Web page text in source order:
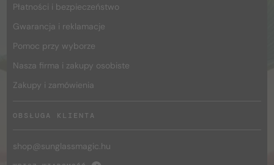
Płatności i bezpieczeństwo
Gwarancja i reklamacje
Pomoc przy wyborze
Nasza firma i zakupy osobiste
Zakupy i zamówienia
OBSŁUGA KLIENTA
shop@sunglassmagic.hu